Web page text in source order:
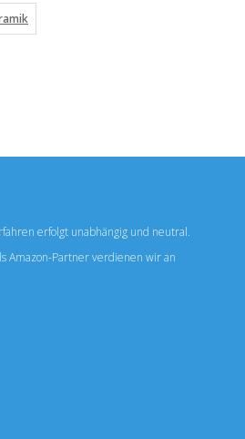
erfolgt unabhängig und neutral.
Amazon-Partner verdienen wir an